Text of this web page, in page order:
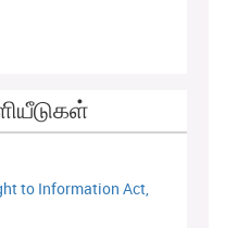
to Information Act,